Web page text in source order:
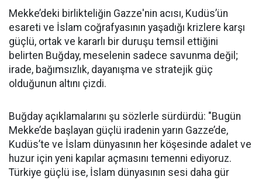
Mekke’deki birlikteliğin Gazze'nin acısı, Kudüs’ün
esareti ve İslam coğrafyasının yaşadığı krizlere karşı
güçlü, ortak ve kararlı bir duruşu temsil ettiğini
belirten Buğday, meselenin sadece savunma değil;
irade, bağımsızlık, dayanışma ve stratejik güç
olduğunun altını çizdi.
Buğday açıklamalarını şu sözlerle sürdürdü: "Bugün
Mekke’de başlayan güçlü iradenin yarın Gazze’de,
Kudüs’te ve İslam dünyasının her köşesinde adalet ve
huzur için yeni kapılar açmasını temenni ediyoruz.
Türkiye güçlü ise, İslam dünyasının sesi daha gür